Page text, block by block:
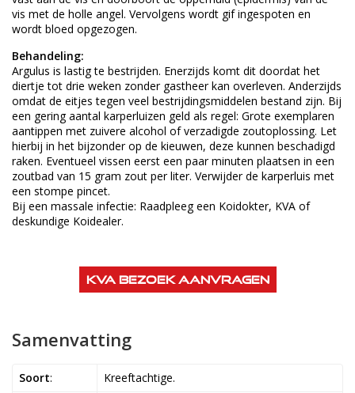
vis met de holle angel. Vervolgens wordt gif ingespoten en
wordt bloed opgezogen.
Behandeling:
Argulus is lastig te bestrijden. Enerzijds komt dit doordat het
diertje tot drie weken zonder gastheer kan overleven. Anderzijds
omdat de eitjes tegen veel bestrijdingsmiddelen bestand zijn. Bij
een gering aantal karperluizen geld als regel: Grote exemplaren
aantippen met zuivere alcohol of verzadigde zoutoplossing. Let
hierbij in het bijzonder op de kieuwen, deze kunnen beschadigd
raken. Eventueel vissen eerst een paar minuten plaatsen in een
zoutbad van 15 gram zout per liter. Verwijder de karperluis met
een stompe pincet.
Bij een massale infectie: Raadpleeg een Koidokter, KVA of
deskundige Koidealer.
KVA bezoek aanvragen
Samenvatting
Soort: Kreeftachtige.